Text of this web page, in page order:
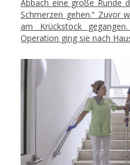
Abbach eine große Runde
Schmerzen gehen.“ Zuvor
am Krückstock
Operation ging sie nach